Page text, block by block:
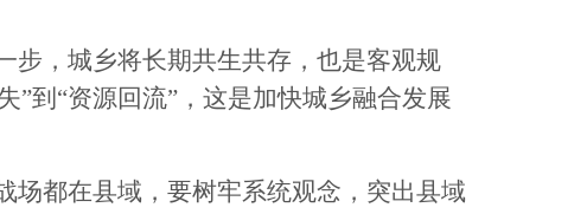
，城乡将长期共生共存，也是客观规
”到“资源回流”，这是加快城乡融合发展
都在县域，要树牢系统观念，突出县域